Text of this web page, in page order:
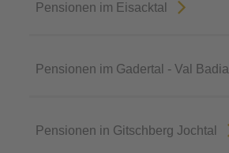
Pensionen im Eisacktal
Pensionen im Gadertal - Val Badia
Pensionen in Gitschberg Jochtal